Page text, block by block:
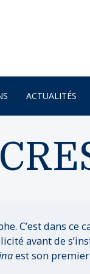
DU SUD
DU NORD
ACTUALITÉS
C’est dans
avant de
est son